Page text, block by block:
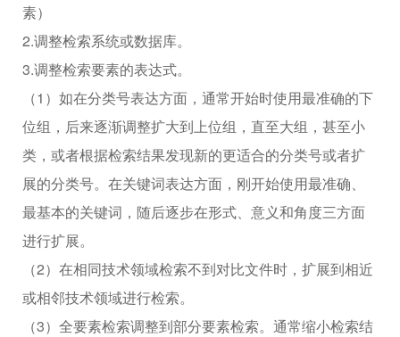
素）
2.调整检索系统或数据库。
3.调整检索要素的表达式。
（1）如在分类号表达方面，通常开始时使用最准确的下
位组，后来逐渐调整扩大到上位组，直至大组，甚至小
类，或者根据检索结果发现新的更适合的分类号或者扩
展的分类号。在关键词表达方面，刚开始使用最准确、
最基本的关键词，随后逐步在形式、意义和角度三方面
进行扩展。
（2）在相同技术领域检索不到对比文件时，扩展到相近
或相邻技术领域进行检索。
（3）全要素检索调整到部分要素检索。通常缩小检索结